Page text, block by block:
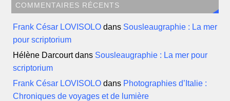
COMMENTAIRES RÉCENTS
Frank César LOVISOLO dans Sousleaugraphie : La mer
pour scriptorium
Hélène Darcourtdans Sousleaugraphie : La mer pour
scriptorium
Frank César LOVISOLO dans Photographies d’Italie :
Chroniques de voyages et de lumière